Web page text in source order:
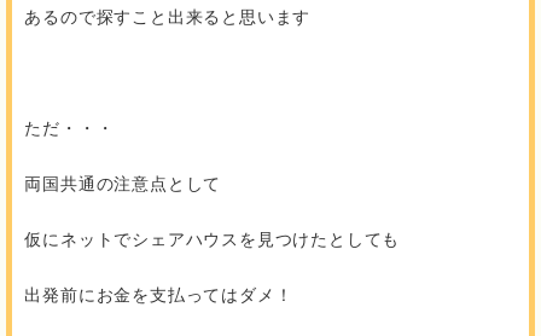
あるので探すこと出来ると思います
ただ・・・
両国共通の注意点として
仮にネットでシェアハウスを見つけたとしても
出発前にお金を支払ってはダメ！